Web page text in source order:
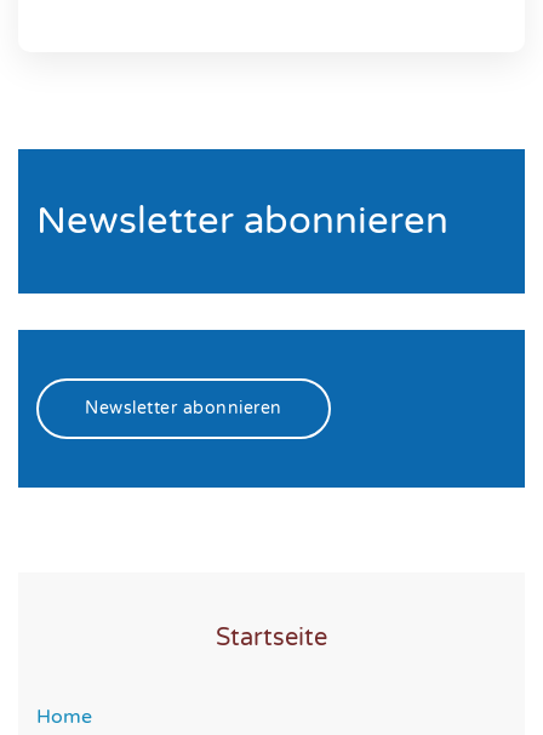
Newsletter abonnieren
Newsletter abonnieren
Startseite
Home